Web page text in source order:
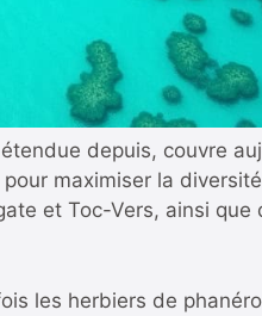
depuis, couvre
maximiser la
et Toc-Vers, ainsi
les herbiers de